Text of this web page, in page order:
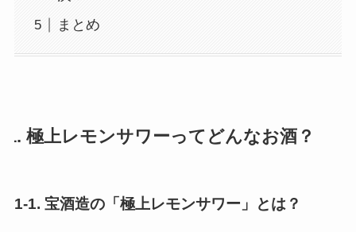
まとめ
1. 極上レモンサワーってどんなお酒？
1-1. 宝酒造の「極上レモンサワー」とは？